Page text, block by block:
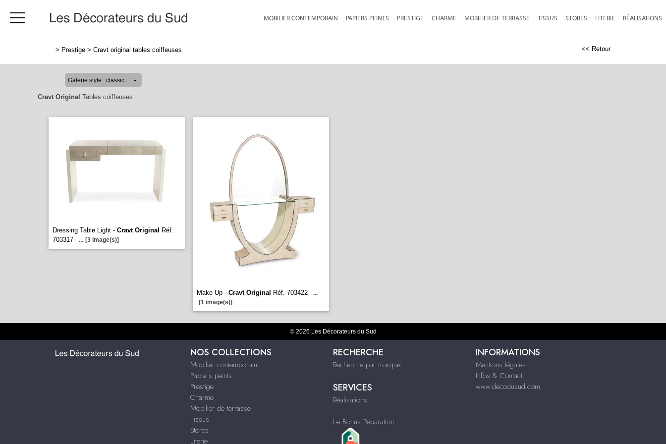
MOBILIER CONTEMPORAIN PAPIERS PEINTS PRESTIGE CHARME MOBILIER DE TERRASSE TISSUS STORES LITERIE RÉALISATIONS
> Prestige > Cravt original tables coiffeuses << Retour
Cravt Original Tables coiffeuses
Dressing Table Light - Cravt Original Réf.
703317
... [3 image(s)]
Make Up - Cravt Original Réf. 703422
...
[1 image(s)]
© 2026 Les Décorateurs du Sud
NOS COLLECTIONS
Mobilier contemporain
Papiers peints
Prestige
Charme
Mobilier de terrasse
Tissus
Stores
Literie
RECHERCHE
Recherche par marque
SERVICES
Réalisations
Le Bonus Réparation
INFORMATIONS
Mentions légales
Infos & Contact
www.decodusud.com